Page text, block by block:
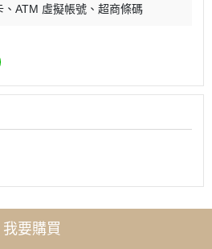
ATM 虛擬帳號 超商條碼
我要購買